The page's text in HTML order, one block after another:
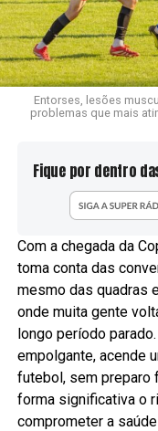
Entorses, lesões
problemas que mais
Fique por dentro
Com a chegada da
toma conta das
mesmo das quadras
onde muita gente
longo período
empolgante, acende
futebol, sem preparo
forma significativa o
comprometer a